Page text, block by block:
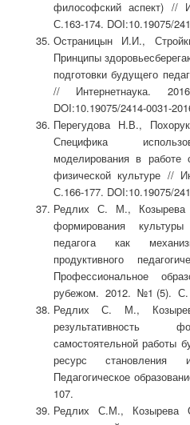
философский аспект) //
С.163-174. DOI:10.19075/
Остраницын И.И.,
Принципы
подготовки будущего
// Интернетнаука.
DOI:10.19075/2414-0031-
Перегудова Н.В.,
Специфика
моделирования в
физической культуре //
С.166-177. DOI:10.19075/
Редлих С. М.,
формирования
педагога как
продуктивного
Профессиональное
рубежом. 2012. №1 (5). С.
Редлих С. М.,
результативность
самостоятельной работы
ресурс
Педагогическое
107.
Редлих С.М., Козырева